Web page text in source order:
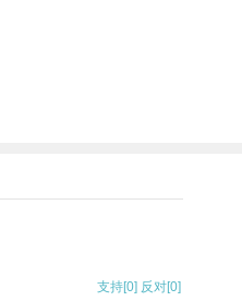
支持[0] 反对[0]